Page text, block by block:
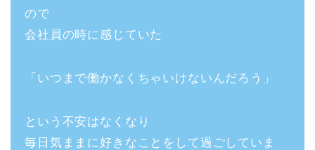
ので
会社員の時に感じていた
「いつまで働かなくちゃいけないんだろう」
という不安はなくなり
毎日気ままに好きなことをして過ごしていま